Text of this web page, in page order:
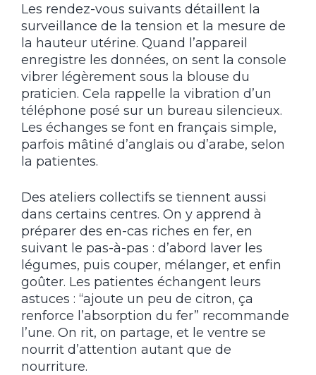
Les rendez-vous suivants détaillent la
surveillance de la tension et la mesure de
la hauteur utérine. Quand l’appareil
enregistre les données, on sent la console
vibrer légèrement sous la blouse du
praticien. Cela rappelle la vibration d’un
téléphone posé sur un bureau silencieux.
Les échanges se font en français simple,
parfois mâtiné d’anglais ou d’arabe, selon
la patientes.
Des ateliers collectifs se tiennent aussi
dans certains centres. On y apprend à
préparer des en-cas riches en fer, en
suivant le pas-à-pas : d’abord laver les
légumes, puis couper, mélanger, et enfin
goûter. Les patientes échangent leurs
astuces : “ajoute un peu de citron, ça
renforce l’absorption du fer” recommande
l’une. On rit, on partage, et le ventre se
nourrit d’attention autant que de
nourriture.